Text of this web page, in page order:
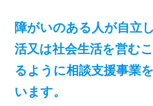
障がいのある人が自立
活又は社会生活を営む
るように相談支援事業
います。